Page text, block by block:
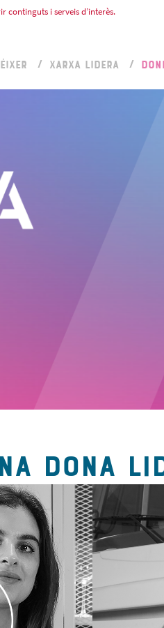
continguts i serveis d’interès.
XARXA LIDERA
DONA